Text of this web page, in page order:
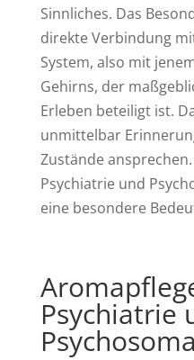
Sinnliches. Das
direkte Verbindung
System, also mit
Gehirns, der
Erleben beteiligt ist.
unmittelbar
Zustände
Psychiatrie und
eine besondere
Psychiatrie